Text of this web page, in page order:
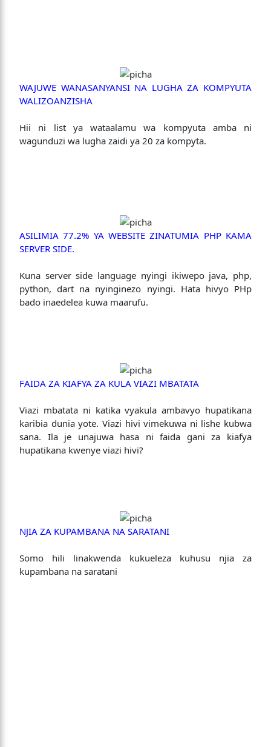
WAJUWE WANASANYANSI NA LUGHA ZA KOMPYUTA
WALIZOANZISHA
Hii ni list ya wataalamu wa kompyuta amba ni
wagunduzi wa lugha zaidi ya 20 za kompyta.
ASILIMIA 77.2% YA WEBSITE ZINATUMIA PHP KAMA
SERVER SIDE.
Kuna server side language nyingi ikiwepo java, php,
python, dart na nyinginezo nyingi. Hata hivyo PHp
bado inaedelea kuwa maarufu.
FAIDA ZA KIAFYA ZA KULA VIAZI MBATATA
Viazi mbatata ni katika vyakula ambavyo hupatikana
karibia dunia yote. Viazi hivi vimekuwa ni lishe kubwa
sana. Ila je unajuwa hasa ni faida gani za kiafya
hupatikana kwenye viazi hivi?
NJIA ZA KUPAMBANA NA SARATANI
Somo hili linakwenda kukueleza kuhusu njia za
kupambana na saratani